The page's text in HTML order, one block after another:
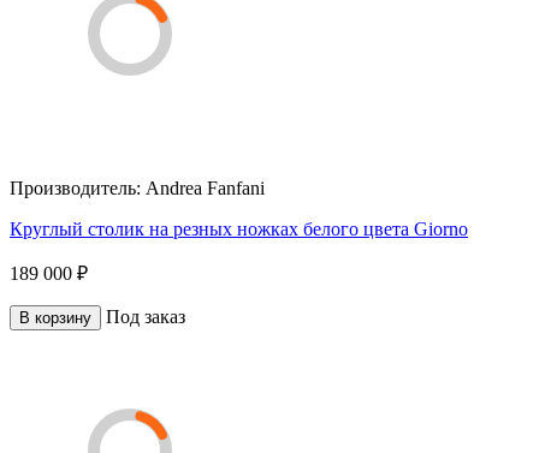
Производитель: Andrea Fanfani
Круглый столик на резных ножках белого цвета Giorno
189 000 ₽
В корзину Под заказ